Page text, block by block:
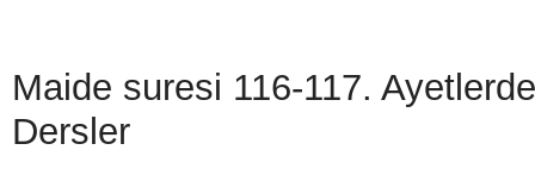
Maide suresi 116-117.
Dersler